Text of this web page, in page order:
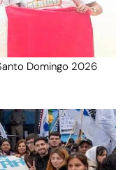
Domingo 2026